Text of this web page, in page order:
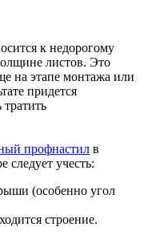
к недорогому
листов. Это
на этапе монтажа или
придется
профнастил в
учесть:
(особенно угол
строение.